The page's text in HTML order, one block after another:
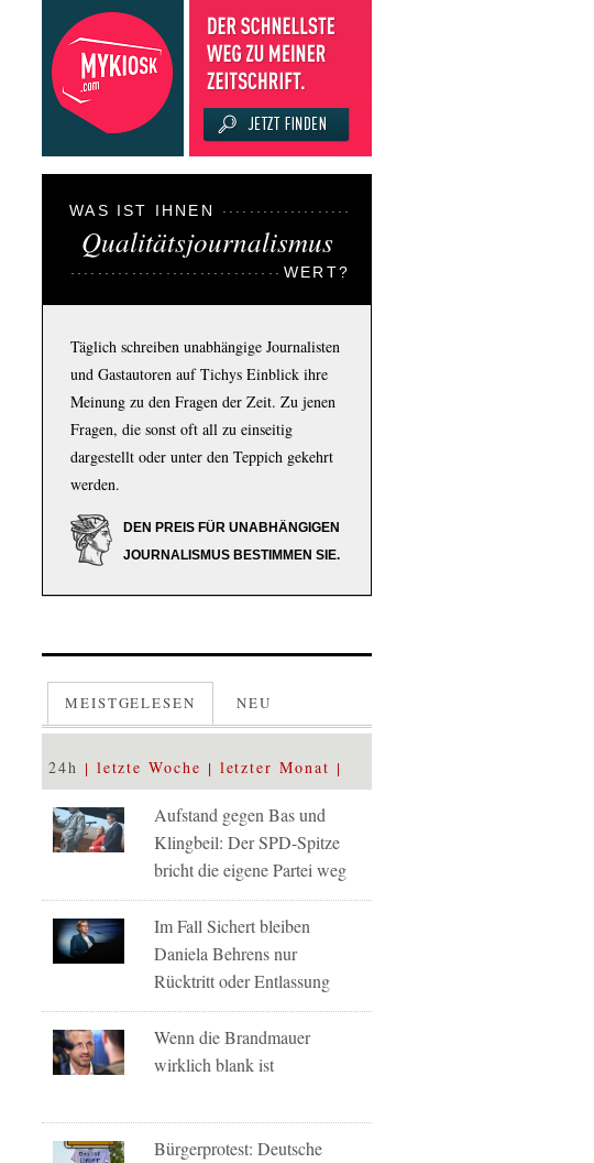
WAS IST IHNEN
Qualitätsjournalismus
WERT?
Täglich schreiben unabhängige Journalisten
und Gastautoren auf Tichys Einblick ihre
Meinung zu den Fragen der Zeit. Zu jenen
Fragen, die sonst oft all zu einseitig
dargestellt oder unter den Teppich gekehrt
werden.
DEN PREIS FÜR UNABHÄNGIGEN
JOURNALISMUS BESTIMMEN SIE.
MEISTGELESEN NEU
24h letzte Woche letzter Monat
Aufstand gegen Bas und
Klingbeil: Der SPD-Spitze
bricht die eigene Partei weg
Im Fall Sichert bleiben
Daniela Behrens nur
Rücktritt oder Entlassung
Wenn die Brandmauer
wirklich blank ist
Bürgerprotest: Deutsche